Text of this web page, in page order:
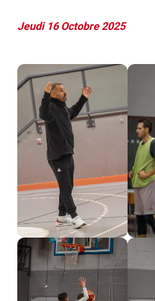
Jeudi 16 Octobre 2025